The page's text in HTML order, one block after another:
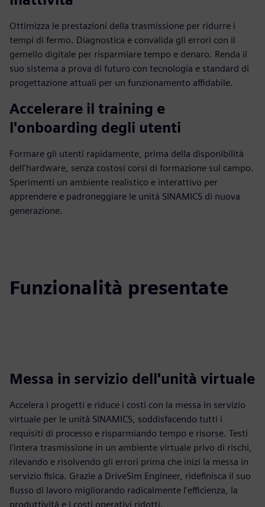
Ottimizza le prestazioni della trasmissione per ridurre i
tempi di fermo. Diagnostica e convalida gli errori con il
gemello digitale per risparmiare tempo e denaro. Renda il
suo sistema a prova di futuro con tecnologia e standard di
progettazione attuali per un funzionamento affidabile.
Accelerare il training e
l'onboarding degli utenti
Formare gli utenti rapidamente, prima della disponibilità
dell'hardware, senza costosi corsi di formazione sul campo.
Sperimenti un ambiente realistico e interattivo per
apprendere e padroneggiare le unità SINAMICS di nuova
generazione.
Funzionalità presentate
Messa in servizio dell'unità virtuale
Accelera i progetti e riduce i costi con la messa in servizio
virtuale per le unità SINAMICS, soddisfacendo tutti i
requisiti di processo e risparmiando tempo e risorse. Testi
l'intera trasmissione in un ambiente virtuale privo di rischi,
rilevando e risolvendo gli errori prima che inizi la messa in
servizio fisica. Grazie a DriveSim Engineer, ridefinisca il suo
flusso di lavoro migliorando radicalmente l'efficienza, la
produttività e i costi operativi ridotti.